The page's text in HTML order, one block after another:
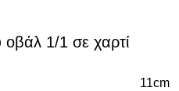
οβάλ 1/1 σε χαρτί
11cm